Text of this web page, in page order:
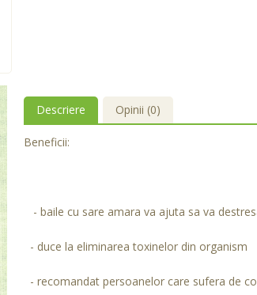
Descriere Opinii (0)
Beneficii:
- baile cu sare amara va ajuta sa va
- duce la eliminarea toxinelor din organism
- recomandat persoanelor care sufera de